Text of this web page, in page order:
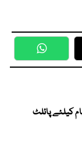
کیلئے پائلٹ